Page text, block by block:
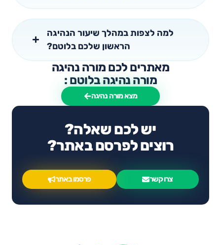
למה לצפות במהלך שיעור הנהיגה
הראשון שלכם בלוטם?
מאתרים לכם מורה נהיגה
מורה נהיגה בלוטם :
מצא מורה נהיגה
יש לכם שאלה?
רוצים לפרסם באתר?
צרו קשר פרסמו באתר